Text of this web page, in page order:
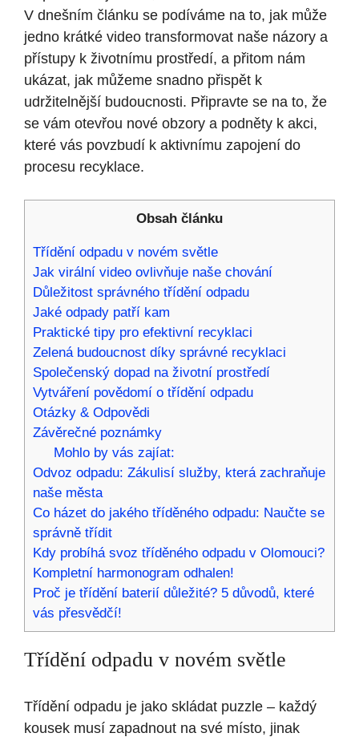
V dnešním článku se podíváme na to, jak může
jedno krátké video transformovat naše názory a
přístupy k životnímu prostředí, a přitom nám
ukázat, jak můžeme snadno přispět k
udržitelnější budoucnosti. Připravte se na to, že
se vám otevřou nové obzory a podněty k akci,
které vás povzbudí k aktivnímu zapojení do
procesu recyklace.
Obsah článku
Třídění odpadu v novém světle
Jak virální video ovlivňuje naše chování
Důležitost správného třídění odpadu
Jaké odpady patří kam
Praktické tipy pro efektivní recyklaci
Zelená budoucnost díky správné recyklaci
Společenský dopad na životní prostředí
Vytváření povědomí o třídění odpadu
Otázky & Odpovědi
Závěrečné poznámky
Mohlo by vás zajíat:
Odvoz odpadu: Zákulisí služby, která zachraňuje
naše města
Co házet do jakého tříděného odpadu: Naučte se
správně třídit
Kdy probíhá svoz tříděného odpadu v Olomouci?
Kompletní harmonogram odhalen!
Proč je třídění baterií důležité? 5 důvodů, které
vás přesvědčí!
Třídění odpadu v novém světle
Třídění odpadu je jako skládat puzzle – každý
kousek musí zapadnout na své místo, jinak